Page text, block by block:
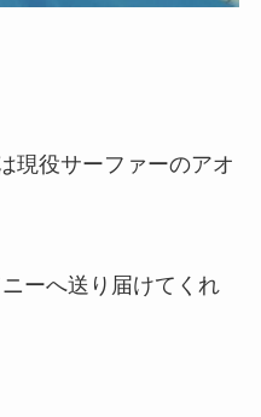
現役サーファーのアオ
ーへ送り届けてくれ